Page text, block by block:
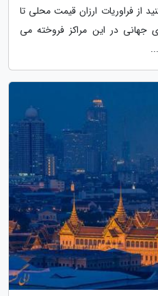
فراوریات ارزان قیمت محلی تا
جهانی در این مراکز فروخته می